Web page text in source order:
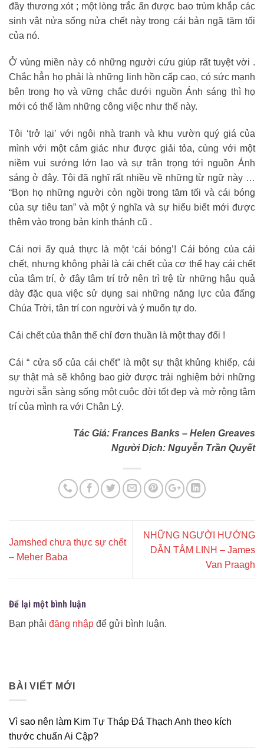
đầy thương xót ; một lòng trắc ẩn được bao trùm khắp các
sinh vật nửa sống nửa chết này trong cái bản ngã tăm tối
của nó.
Ở vùng miền này có những người cứu giúp rất tuyệt vời .
Chắc hẳn họ phải là những linh hồn cấp cao, có sức mạnh
bên trong họ và vững chắc dưới nguồn Ánh sáng thì họ
mới có thể làm những công việc như thế này.
Tôi ‘trở lại’ với ngôi nhà tranh và khu vườn quý giá của
mình với một cảm giác như được giải tỏa, cùng với một
niềm vui sướng lớn lao và sự trân trọng tới nguồn Ánh
sáng ở đây. Tôi đã nghĩ rất nhiều về những từ ngữ này …
“Bọn họ những người còn ngồi trong tăm tối và cái bóng
của sự tiêu tan” và một ý nghĩa và sự hiểu biết mới được
thêm vào trong bản kinh thánh cũ .
Cái nơi ấy quả thực là một ‘cái bóng’! Cái bóng của cái
chết, nhưng không phải là cái chết của cơ thể hay cái chết
của tâm trí, ở đây tâm trí trở nên trì trệ từ những hậu quả
dày đặc qua việc sử dụng sai những năng lực của đấng
Chúa Trời, tân trí con người và ý muốn tự do.
Cái chết của thân thể chỉ đơn thuần là một thay đổi !
Cái “ cửa sổ của cái chết” là một sự thật khủng khiếp, cái
sự thật mà sẽ không bao giờ được trải nghiệm bởi những
người sẵn sàng sống một cuộc đời tốt đẹp và mở rộng tâm
trí của mình ra với Chân Lý.
Tác Giả: Frances Banks – Helen Greaves
Người Dịch: Nguyễn Trần Quyết
Jamshed chưa thực sự chết
– Meher Baba
NHỮNG NGƯỜI HƯỚNG
DẪN TÂM LINH – James
Van Praagh
Để lại một bình luận
Bạn phải đăng nhập để gửi bình luận.
BÀI VIẾT MỚI
Vì sao nên làm Kim Tự Tháp Đá Thạch Anh theo kích
thước chuẩn Ai Cập?